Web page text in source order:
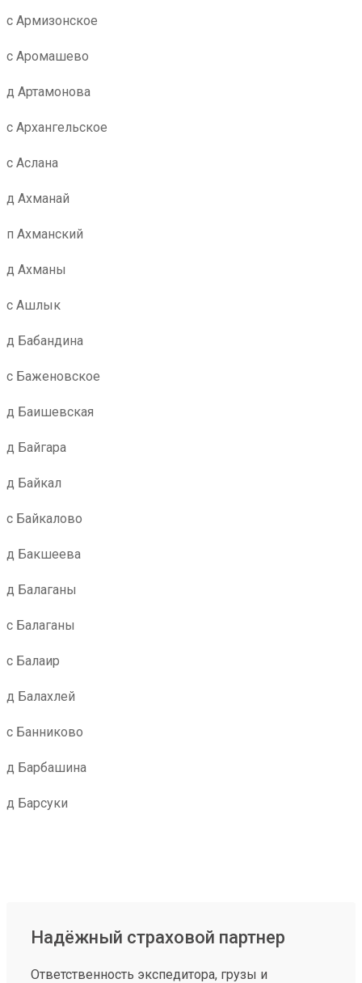
с Армизонское
с Аромашево
д Артамонова
с Архангельское
с Аслана
д Ахманай
п Ахманский
д Ахманы
с Ашлык
д Бабандина
с Баженовское
д Баишевская
д Байгара
д Байкал
с Байкалово
д Бакшеева
д Балаганы
с Балаганы
с Балаир
д Балахлей
с Банниково
д Барбашина
д Барсуки
Надёжный страховой партнер
Ответственность экспедитора, грузы и